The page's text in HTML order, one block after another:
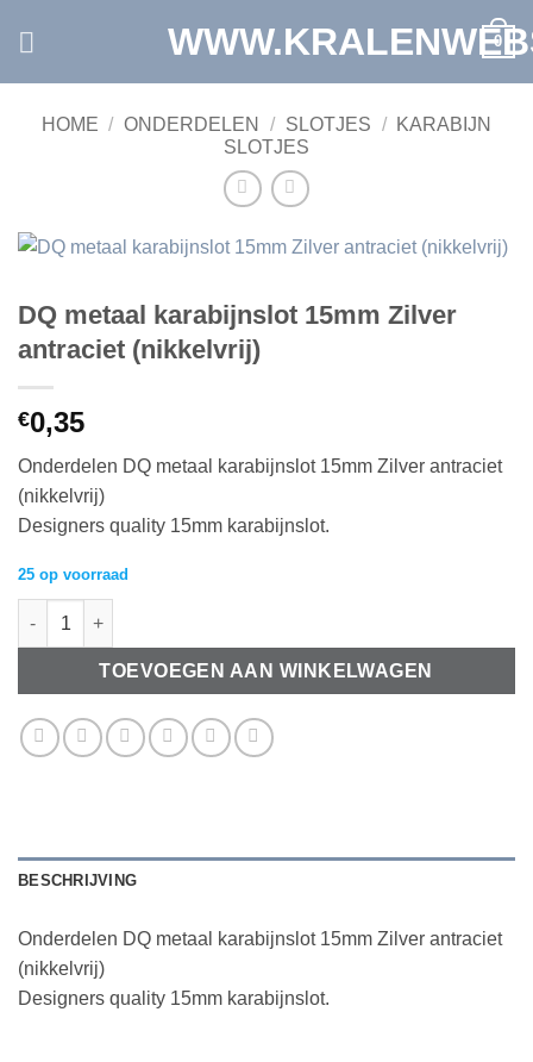
0
HOME / ONDERDELEN / SLOTJES /
KARABIJN
SLOTJES
DQ metaal karabijnslot 15mm Zilver
antraciet (nikkelvrij)
€0,35
Onderdelen DQ metaal karabijnslot 15mm Zilver antraciet
(nikkelvrij)
Designers quality 15mm karabijnslot.
25 op voorraad
DQ metaal karabijnslot 15mm Zilver antraciet (nikkelvrij) aantal
TOEVOEGEN AAN WINKELWAGEN
BESCHRIJVING
Onderdelen DQ metaal karabijnslot 15mm Zilver antraciet
(nikkelvrij)
Designers quality 15mm karabijnslot.